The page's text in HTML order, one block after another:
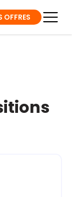
OFFRES